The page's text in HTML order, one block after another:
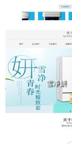
雪净妍